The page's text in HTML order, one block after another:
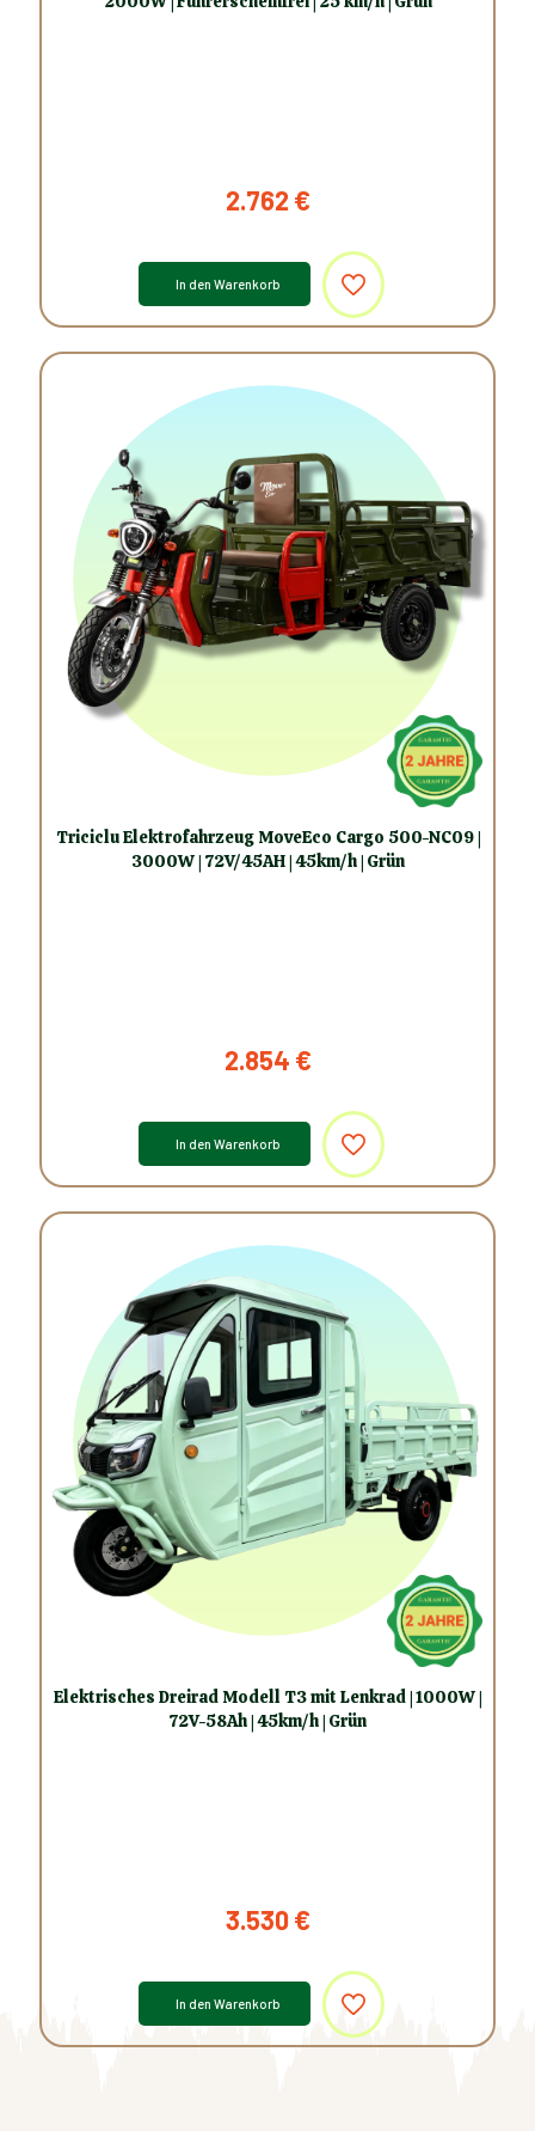
2.762 €
In den Warenkorb
Triciclu Elektrofahrzeug MoveEco Cargo 500-NC09 |
3000W | 72V/45AH | 45km/h | Grün
2.854 €
In den Warenkorb
Elektrisches Dreirad Modell T3 mit Lenkrad | 1000W |
72V-58Ah | 45km/h | Grün
3.530€
In den Warenkorb